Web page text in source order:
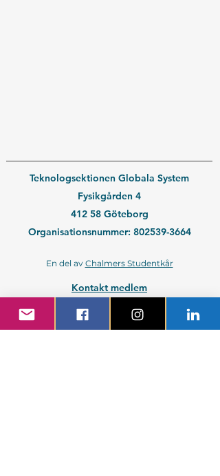
Teknologsektionen Globala System
Fysikgården 4
412 58 Göteborg
Organisationsnummer: 802539-3664
En del av Chalmers Studentkår
Kontakt medlem
Kontakt företag